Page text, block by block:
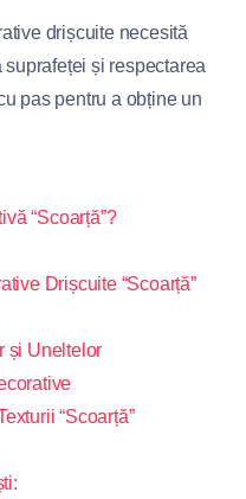
drișcuite necesită
și respectarea
pas pentru a obține un
“Scoarță”?
Drișcuite “Scoarță”
și Uneltelor
“Scoarță”